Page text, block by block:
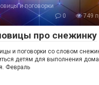
и поговорки
0
749
про снежинку
и поговорки со словом
детям для выполнения
Февраль